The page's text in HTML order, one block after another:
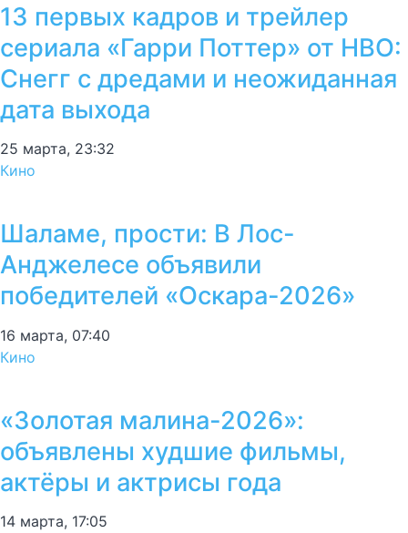
13 первых кадров и трейлер
сериала «Гарри Поттер» от HBO:
Снегг с дредами и неожиданная
дата выхода
25 марта, 23:32
Кино
Шаламе, прости: В Лос-
Анджелесе объявили
победителей «Оскара-2026»
16 марта, 07:40
Кино
«Золотая малина-2026»:
объявлены худшие фильмы,
актёры и актрисы года
14 марта, 17:05